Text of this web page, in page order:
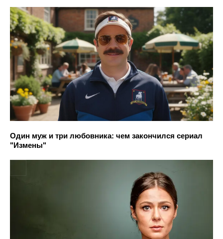
Один муж и три любовника: чем закончился сериал
"Измены"